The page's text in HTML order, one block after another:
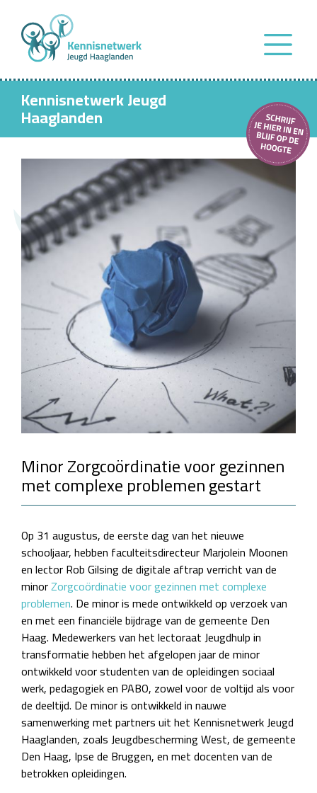
Kennisnetwerk Jeugd
Haaglanden
Minor Zorgcoördinatie voor gezinnen
met complexe problemen gestart
Op 31 augustus, de eerste dag van het nieuwe
schooljaar, hebben faculteitsdirecteur Marjolein Moonen
en lector Rob Gilsing de digitale aftrap verricht van de
minorZorgcoördinatie voor gezinnen met complexe
problemen. De minor is mede ontwikkeld op verzoek van
en met een financiële bijdrage van de gemeente Den
Haag. Medewerkers van het lectoraat Jeugdhulp in
transformatie hebben het afgelopen jaar de minor
ontwikkeld voor studenten van de opleidingen sociaal
werk, pedagogiek en PABO, zowel voor de voltijd als voor
de deeltijd. De minor is ontwikkeld in nauwe
samenwerking met partners uit het Kennisnetwerk Jeugd
Haaglanden, zoals Jeugdbescherming West, de gemeente
Den Haag, Ipse de Bruggen, en met docenten van de
betrokken opleidingen.